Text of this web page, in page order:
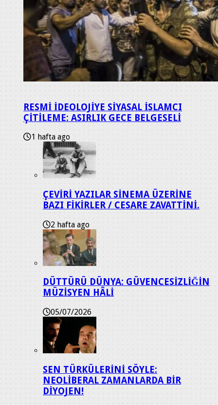
RESMİ İDEOLOJİYE SİYASAL İSLAMCI
ÇİTİLEME: ASIRLIK GECE BELGESELİ
1 hafta ago
ÇEVİRİ YAZILAR SİNEMA ÜZERİNE
BAZI FİKİRLER / CESARE ZAVATTİNİ.
2 hafta ago
DÜTTÜRÜ DÜNYA: GÜVENCESİZLİĞİN
MÜZİSYEN HÂLİ
05/07/2026
SEN TÜRKÜLERİNİ SÖYLE:
NEOLİBERAL ZAMANLARDA BİR
DİYOJEN!